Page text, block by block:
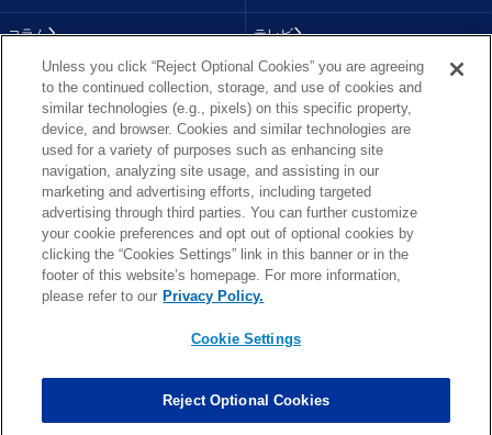
コラム テレビ
画像
順位表
About NFL
More NFL 特集
TOP お問い合わせ FAQ
PHOTO BY AP Images / PHOTO BY Getty Images
Unless you click “Reject Optional Cookies” you are agreeing
to the continued collection, storage, and use of cookies and
similar technologies (e.g., pixels) on this specific property,
device, and browser. Cookies and similar technologies are
used for a variety of purposes such as enhancing site
navigation, analyzing site usage, and assisting in our
marketing and advertising efforts, including targeted
advertising through third parties. You can further customize
your cookie preferences and opt out of optional cookies by
clicking the “Cookies Settings” link in this banner or in the
footer of this website’s homepage. For more information,
please refer to our Privacy Policy.
Cookie Settings
Reject Optional Cookies